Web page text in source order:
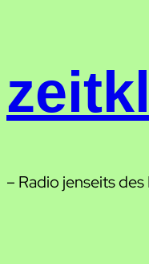
– Radio jenseits